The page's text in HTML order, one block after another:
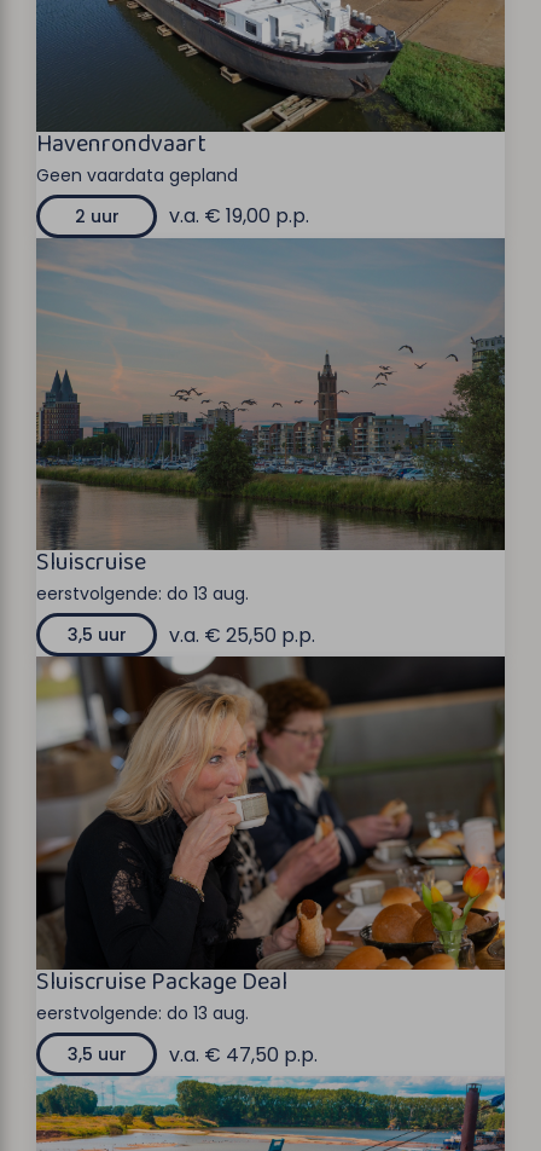
Havenrondvaart
Geen vaardata gepland
2 uur
v.a. € 19,00 p.p.
Sluiscruise
eerstvolgende: do 13 aug.
3,5 uur
v.a. € 25,50 p.p.
Sluiscruise Package Deal
eerstvolgende: do 13 aug.
3,5 uur
v.a. € 47,50 p.p.